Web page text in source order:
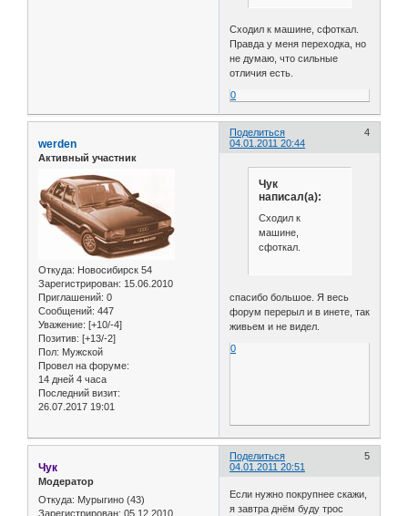
Сходил к машине, сфоткал.
Правда у меня переходка, но
не думаю, что сильные
отличия есть.
0
Поделиться
4
04.01.2011 20:44
werden
Активный участник
Откуда: Новосибирск 54
Зарегистрирован: 15.06.2010
Приглашений: 0
Сообщений: 447
Уважение: [+10/-4]
Позитив: [+13/-2]
Пол: Мужской
Провел на форуме:
14 дней 4 часа
Последний визит:
26.07.2017 19:01
Чук
написал(а):
Сходил к
машине,
сфоткал.
спасибо большое. Я весь
форум перерыл и в инете, так
живьем и не видел.
0
Поделиться
5
04.01.2011 20:51
Чук
Модератор
Откуда: Мурыгино (43)
Зарегистрирован: 05.12.2010
Если нужно покрупнее скажи,
я завтра днём буду трос